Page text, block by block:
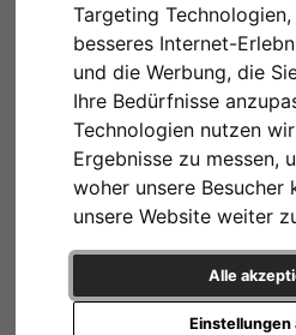
Targeting
besseres Internet-
und die Werbung, die
Ihre Bedürfnisse
Technologien nutzen
Ergebnisse zu messen,
woher unsere Besucher
unsere Website weiter
Alle
Einstellungen